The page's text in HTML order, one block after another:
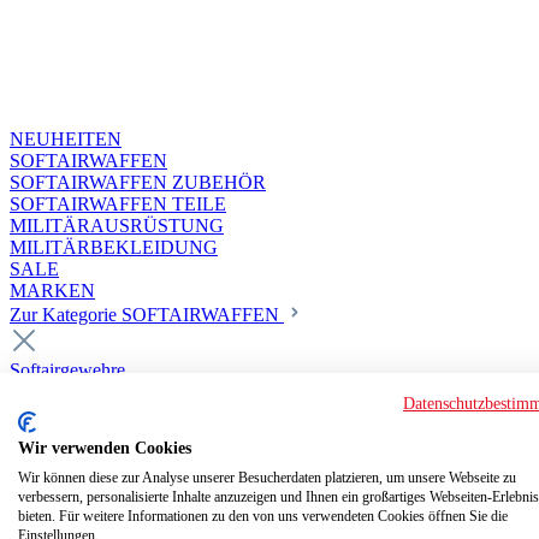
NEUHEITEN
SOFTAIRWAFFEN
SOFTAIRWAFFEN ZUBEHÖR
SOFTAIRWAFFEN TEILE
MILITÄRAUSRÜSTUNG
MILITÄRBEKLEIDUNG
SALE
MARKEN
Zur Kategorie SOFTAIRWAFFEN
Softairgewehre
Deluxe Custom Guns ab 18
Softair elektrisch ab 18
Softair elektrisch ab 14
Softair gasbetrieben ab 18
Softair HPA Luftdruck ab 18
Historische Softairwaffen
Wir verwenden Cookies
Wir können diese zur Analyse unserer Besucherdaten platzieren, um unsere Webseite zu
verbessern, personalisierte Inhalte anzuzeigen und Ihnen ein großartiges Webseiten-
bieten. Für weitere Informationen zu den von uns verwendeten Cookies öffnen Sie die
Einstellungen.